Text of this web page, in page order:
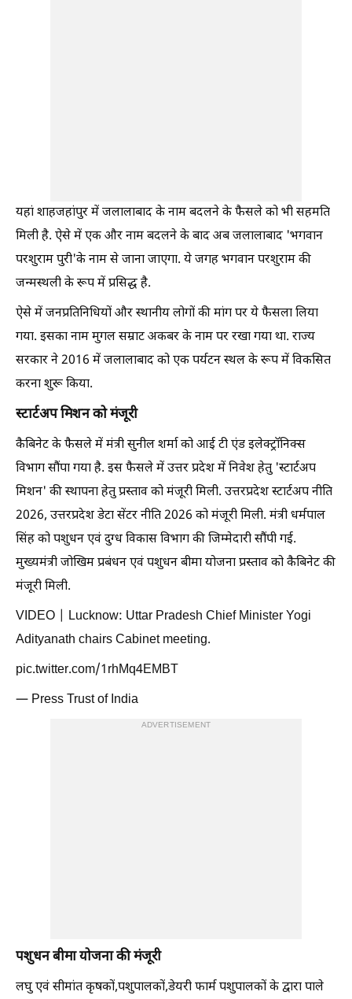
यहां शाहजहांपुर में जलालाबाद के नाम बदलने के फैसले को भी सहमति
मिली है. ऐसे में एक और नाम बदलने के बाद अब जलालाबाद 'भगवान
परशुराम पुरी'के नाम से जाना जाएगा. ये जगह भगवान परशुराम की
जन्मस्थली के रूप में प्रसिद्ध है.
ऐसे में जनप्रतिनिधियों और स्थानीय लोगों की मांग पर ये फैसला लिया
गया. इसका नाम मुगल सम्राट अकबर के नाम पर रखा गया था. राज्य
सरकार ने 2016 में जलालाबाद को एक पर्यटन स्थल के रूप में विकसित
करना शुरू किया.
स्टार्टअप मिशन को मंजूरी
कैबिनेट के फैसले में मंत्री सुनील शर्मा को आई टी एंड इलेक्ट्रॉनिक्स
विभाग सौंपा गया है. इस फैसले में उत्तर प्रदेश में निवेश हेतु 'स्टार्टअप
मिशन' की स्थापना हेतु प्रस्ताव को मंजूरी मिली. उत्तरप्रदेश स्टार्टअप नीति
2026, उत्तरप्रदेश डेटा सेंटर नीति 2026 को मंजूरी मिली. मंत्री धर्मपाल
सिंह को पशुधन एवं दुग्ध विकास विभाग की जिम्मेदारी सौंपी गई.
मुख्यमंत्री जोखिम प्रबंधन एवं पशुधन बीमा योजना प्रस्ताव को कैबिनेट की
मंजूरी मिली.
VIDEO | Lucknow: Uttar Pradesh Chief Minister Yogi
Adityanath chairs Cabinet meeting.
pic.twitter.com/1rhMq4EMBT
— Press Trust of India
ADVERTISEMENT
पशुधन बीमा योजना की मंजूरी
लघु एवं सीमांत कृषकों,पशुपालकों,डेयरी फार्म पशुपालकों के द्वारा पाले